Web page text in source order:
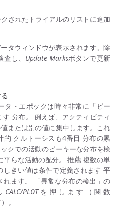
されたトライアルのリストに追加
タウィンドウが表示されます。除
し、 Update Marksボタンで更新
タ・エポックは時々非常に「ピー
分布。 例えば、アクティビティ
または別の値に集中します。これ
的 クルトーシスも4番目 分布の累
クでの活動のピーキーな分布を検
らな活動の配分。 推薦 複数の単
しきい値は条件で定義されます 平
れます。 「異常な分布の検出」の
CALC/PLOTを押します（関数
。